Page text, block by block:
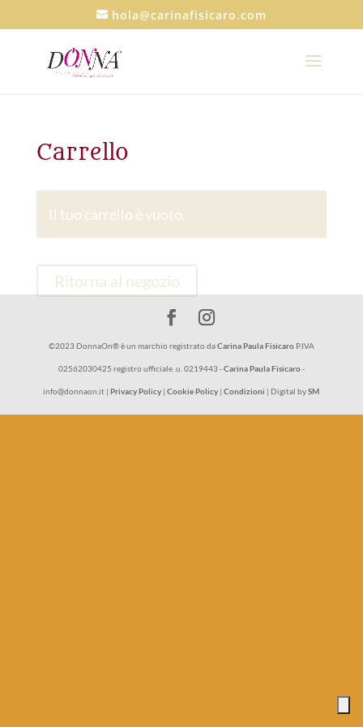
hola@carinafisicaro.com
Carrello
Il tuo carrello è vuoto.
Ritorna al negozio
©2023 DonnaOn® è un marchio registrato daCarina Paula Fisicaro P.IVA
02562030425 registro ufficiale .u. 0219443 -Carina Paula Fisicaro-
info@donnaon.it |Privacy Policy |Cookie Policy |Condizioni | Digital bySM